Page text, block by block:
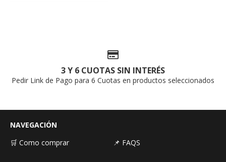
3 Y 6 CUOTAS SIN INTERÉS
Pedir Link de Pago para 6 Cuotas en productos seleccionados
NAVEGACIÓN
🛒 Como comprar
📌 FAQS